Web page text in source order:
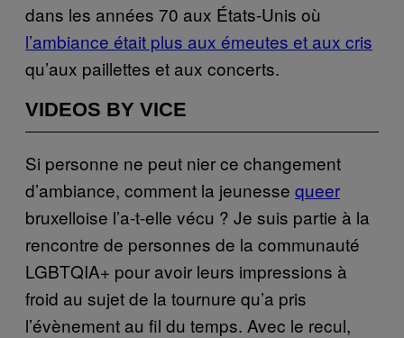
dans les années 70 aux États-Unis où
l’ambiance était plus aux émeutes et aux cris
qu’aux paillettes et aux concerts.
VIDEOS BY VICE
Si personne ne peut nier ce changement
d’ambiance, comment la jeunesse queer
bruxelloise l’a-t-elle vécu ? Je suis partie à la
rencontre de personnes de la communauté
LGBTQIA+ pour avoir leurs impressions à
froid au sujet de la tournure qu’a pris
l’évènement au fil du temps. Avec le recul,